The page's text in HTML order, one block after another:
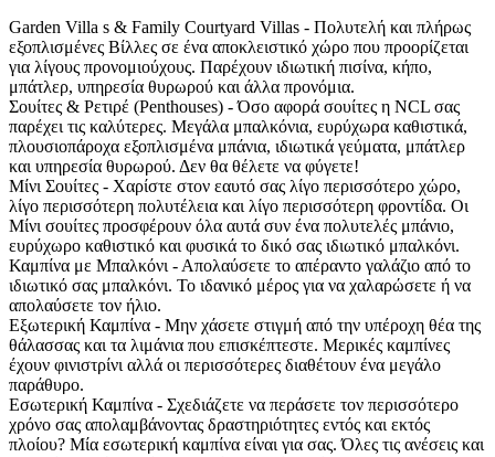
Garden Villa s & Family Courtyard Villas - Πολυτελή και πλήρως
εξοπλισμένες Βίλλες σε ένα αποκλειστικό χώρο που προορίζεται
για λίγους προνομιούχους. Παρέχουν ιδιωτική πισίνα, κήπο,
μπάτλερ, υπηρεσία θυρωρού και άλλα προνόμια.
Σουίτες & Ρετιρέ (Penthouses) - Όσο αφορά σουίτες η NCL σας
παρέχει τις καλύτερες. Μεγάλα μπαλκόνια, ευρύχωρα καθιστικά,
πλουσιοπάροχα εξοπλισμένα μπάνια, ιδιωτικά γεύματα, μπάτλερ
και υπηρεσία θυρωρού. Δεν θα θέλετε να φύγετε!
Μίνι Σουίτες - Χαρίστε στον εαυτό σας λίγο περισσότερο χώρο,
λίγο περισσότερη πολυτέλεια και λίγο περισσότερη φροντίδα. Οι
Μίνι σουίτες προσφέρουν όλα αυτά συν ένα πολυτελές μπάνιο,
ευρύχωρο καθιστικό και φυσικά το δικό σας ιδιωτικό μπαλκόνι.
Καμπίνα με Μπαλκόνι - Απολαύσετε το απέραντο γαλάζιο από το
ιδιωτικό σας μπαλκόνι. Το ιδανικό μέρος για να χαλαρώσετε ή να
απολαύσετε τον ήλιο.
Εξωτερική Καμπίνα - Μην χάσετε στιγμή από την υπέροχη θέα της
θάλασσας και τα λιμάνια που επισκέπτεστε. Μερικές καμπίνες
έχουν φινιστρίνι αλλά οι περισσότερες διαθέτουν ένα μεγάλο
παράθυρο.
Εσωτερική Καμπίνα - Σχεδιάζετε να περάσετε τον περισσότερο
χρόνο σας απολαμβάνοντας δραστηριότητες εντός και εκτός
πλοίου? Μία εσωτερική καμπίνα είναι για σας. Όλες τις ανέσεις και